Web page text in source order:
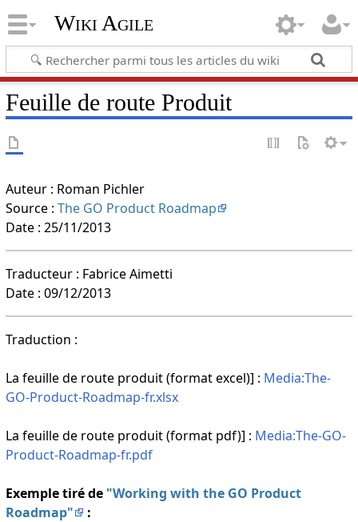
Wiki Agile
Feuille de route Produit
Auteur : Roman Pichler
Source : The GO Product Roadmap
Date : 25/11/2013
Traducteur : Fabrice Aimetti
Date : 09/12/2013
Traduction :
La feuille de route produit (format excel)] : Media:The-
GO-Product-Roadmap-fr.xlsx
La feuille de route produit (format pdf)] : Media:The-GO-
Product-Roadmap-fr.pdf
Exemple tiré de "Working with the GO Product
Roadmap"
: